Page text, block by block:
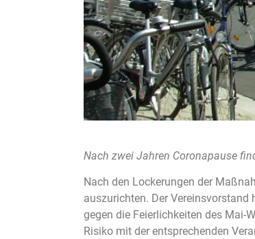
Nach zwei Jahren Coronapause
Nach den Lockerungen der
auszurichten. Der
gegen die Feierlichkeiten des Mai-
Risiko mit der entsprechenden